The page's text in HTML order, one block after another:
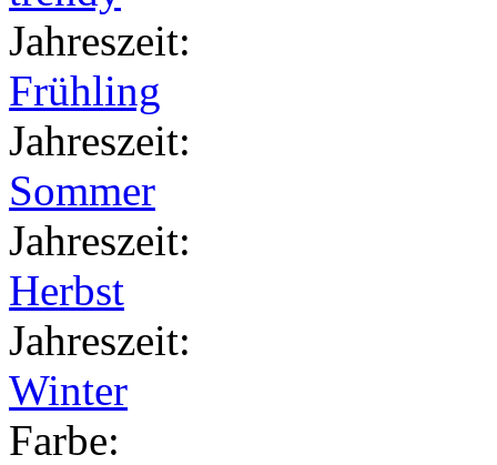
Jahreszeit:
Frühling
Jahreszeit:
Sommer
Jahreszeit:
Herbst
Jahreszeit:
Winter
Farbe: